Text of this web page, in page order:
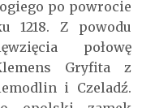
po powrocie
1218. Z powodu
połowę
Gryfita z
i Czeladź.